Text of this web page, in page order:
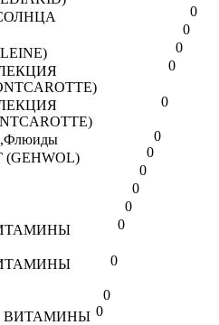
0
0
0
0
0
0
0
0
0
0
0
0
0
0
ВИТАМИНЫ